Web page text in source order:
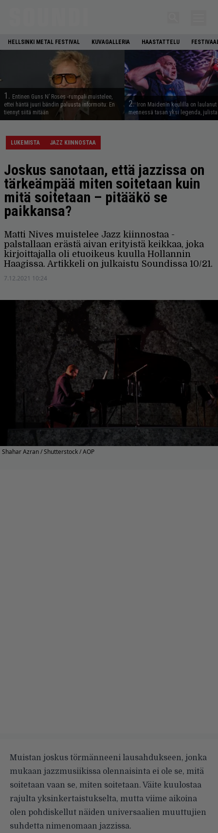
HELLSINKI METAL FESTIVAL KUVAGALLERIA HAASTATTELU
1. Entinen Guns N’ Roses -rumpali muistelee,
ettei häntä juuri bändin paluusta informoitu: En
tiennyt siitä mitään
2. Iron Maidenin keulilla on laulanut
mennessä tasan yksi legenda,
LUKEMISTA JAZZ KIINNOSTAA
Joskus sanotaan, että jazzissa on
tärkeämpää miten soitetaan kuin
mitä soitetaan – pitääkö se
paikkansa?
Matti Nives muistelee Jazz kiinnostaa -
palstallaan erästä aivan erityistä keikkaa, joka
kirjoittajalla oli etuoikeus kuulla Hollannin
Haagissa. Artikkeli on julkaistu Soundissa 10/21.
7.12.2021 10:24
Shahar Azran / Shutterstock / AOP
Muistan joskus törmänneeni lausahdukseen, jonka
mukaan jazzmusiikissa olennaisinta ei ole se, mitä
soitetaan vaan se, miten soitetaan. Väite kuulostaa
rajulta yksinkertaistukselta, mutta viime aikoina
olen pohdiskellut näiden universaalien muuttujien
suhdetta nimenomaan jazzissa.